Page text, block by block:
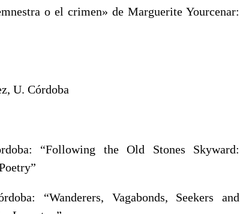
o el crimen» de Marguerite Yourcenar:
U. Córdoba
“Following the Old Stones Skyward:
“Wanderers, Vagabonds, Seekers and